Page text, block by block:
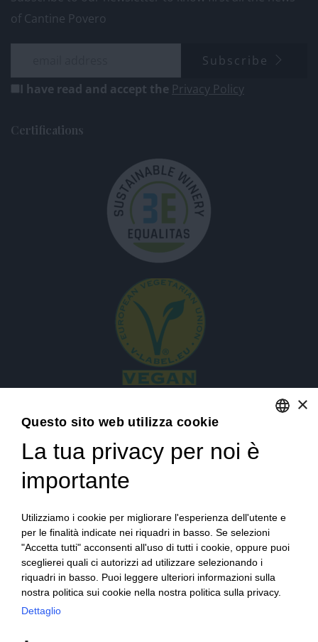
of Cantine Povero
Subscribe
I have read and accept the Privacy Policy
Certifications
Accedi
×
Questo sito web utilizza cookie
La tua privacy per noi è
importante
Utilizziamo i cookie per migliorare l'esperienza dell'utente e
per le finalità indicate nei riquadri in basso. Se selezioni
"Accetta tutti" acconsenti all'uso di tutti i cookie, oppure puoi
sceglierei quali ci autorizzi ad utilizzare selezionando i
riquadri in basso. Puoi leggere ulteriori informazioni sulla
nostra politica sui cookie nella nostra politica sulla privacy.
Dettaglio